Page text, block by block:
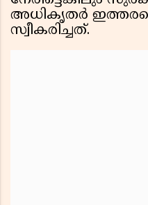
അധികൃതർ
സ്വീകരിച്ചത്.